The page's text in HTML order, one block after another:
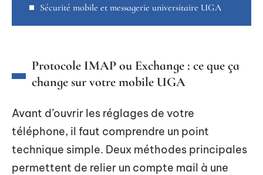
Sécurité mobile et messagerie universitaire UGA
Protocole IMAP ou Exchange : ce que ça
change sur votre mobile UGA
Avant d’ouvrir les réglages de votre
téléphone, il faut comprendre un point
technique simple. Deux méthodes principales
permettent de relier un compte mail à une